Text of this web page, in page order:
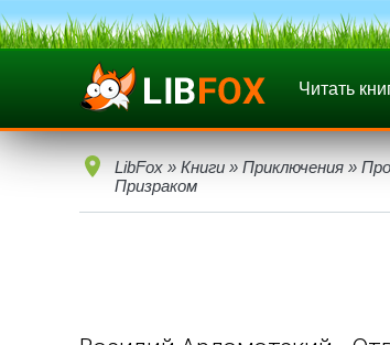
Читать
LibFox » Книги » Приключения »
Призраком